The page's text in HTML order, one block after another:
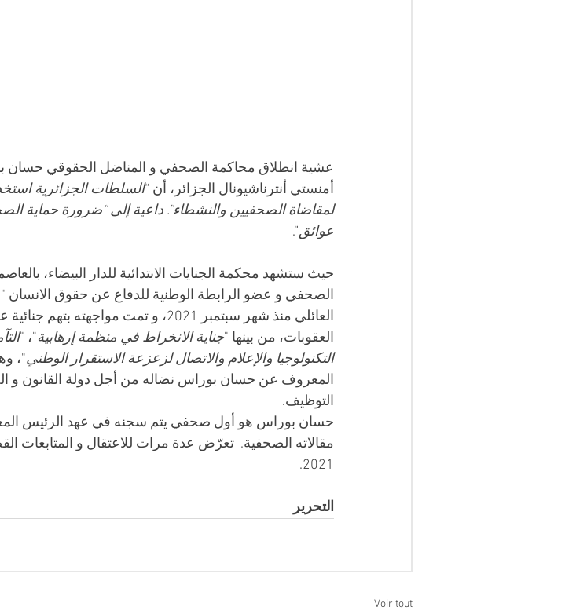
عشية انطلاق محاكمة الصحفي و المناضل الحقوقي حسان
أمنستي أنترناشيونال الجزائر، أن “السلطات الجزائرية
لمقاضاة الصحفيين والنشطاء”. داعية إلى “ضرورة حماية
عوائق”.
حيث ستشهد محكمة الجنايات الابتدائية للدار البيضاء،
الصحفي و عضو الرابطة الوطنية للدفاع عن حقوق
العقوبات، من بينها "جناية الانخراط في منظمة إرهابية"، "
التكنولوجيا والإعلام والاتصال لزعزعة الاستقرار الوطني"،
المعروف عن حسان بوراس نضاله من أجل دولة القانون و
التوظيف.
2021.
التحرير
Voir tout